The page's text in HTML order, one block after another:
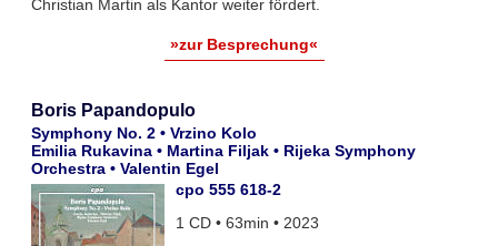
Christian Martin als Kantor weiter fördert.
»zur Besprechung«
Boris Papandopulo
Symphony No. 2 • Vrzino Kolo
Emilia Rukavina • Martina Filjak • Rijeka Symphony
Orchestra • Valentin Egel
cpo 555 618-2
1 CD • 63min • 2023